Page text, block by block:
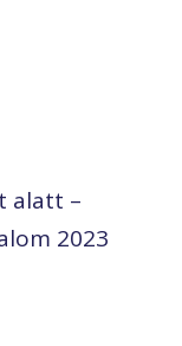
alatt –
2023